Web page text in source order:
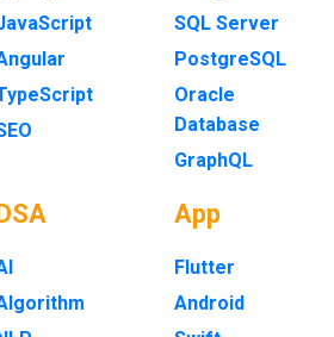
SQL Server
PostgreSQL
Oracle
Database
GraphQL
App
Flutter
Android